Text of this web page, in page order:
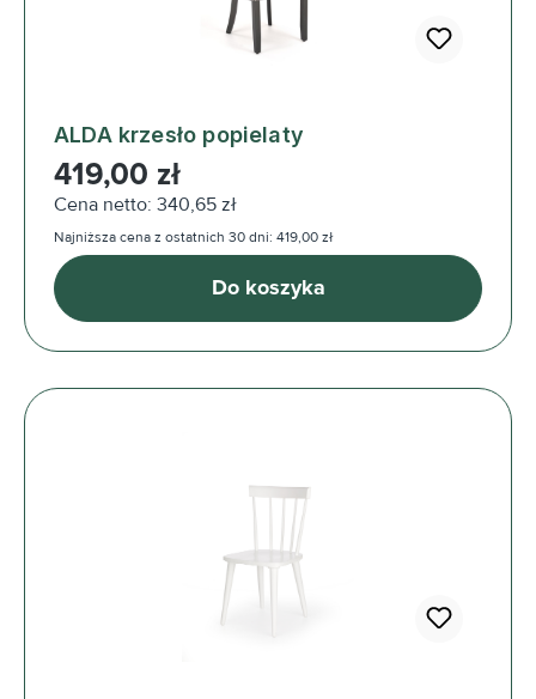
ALDA krzesło popielaty
Cena regularna:
419,00 zł
Cena netto: 340,65 zł
Najniższa cena z ostatnich 30 dni: 419,00 zł
Do koszyka